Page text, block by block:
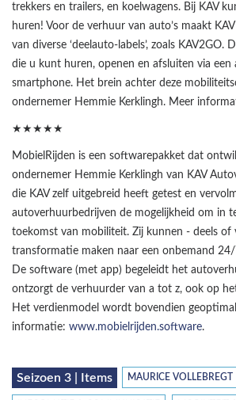
trekkers en trailers, en koelwagens. Bij KAV
huren! Voor de verhuur van auto’s maakt
van diverse ‘deelauto-labels’, zoals KAV2GO.
die u kunt huren, openen en afsluiten via een
smartphone. Het brein achter deze
ondernemer Hemmie Kerklingh. Meer
★★★★★
MobielRijden is een softwarepakket dat
ondernemer Hemmie Kerklingh van KAV
die KAV zelf uitgebreid heeft getest en
autoverhuurbedrijven de mogelijkheid om in
toekomst van mobiliteit. Zij kunnen - deels of
transformatie maken naar een onbemand
De software (met app) begeleidt het
ontzorgt de verhuurder van a tot z, ook op
Het verdienmodel wordt bovendien
informatie: www.mobielrijden.software.
Seizoen 3 | Items MAURICE VOLLEBREGT